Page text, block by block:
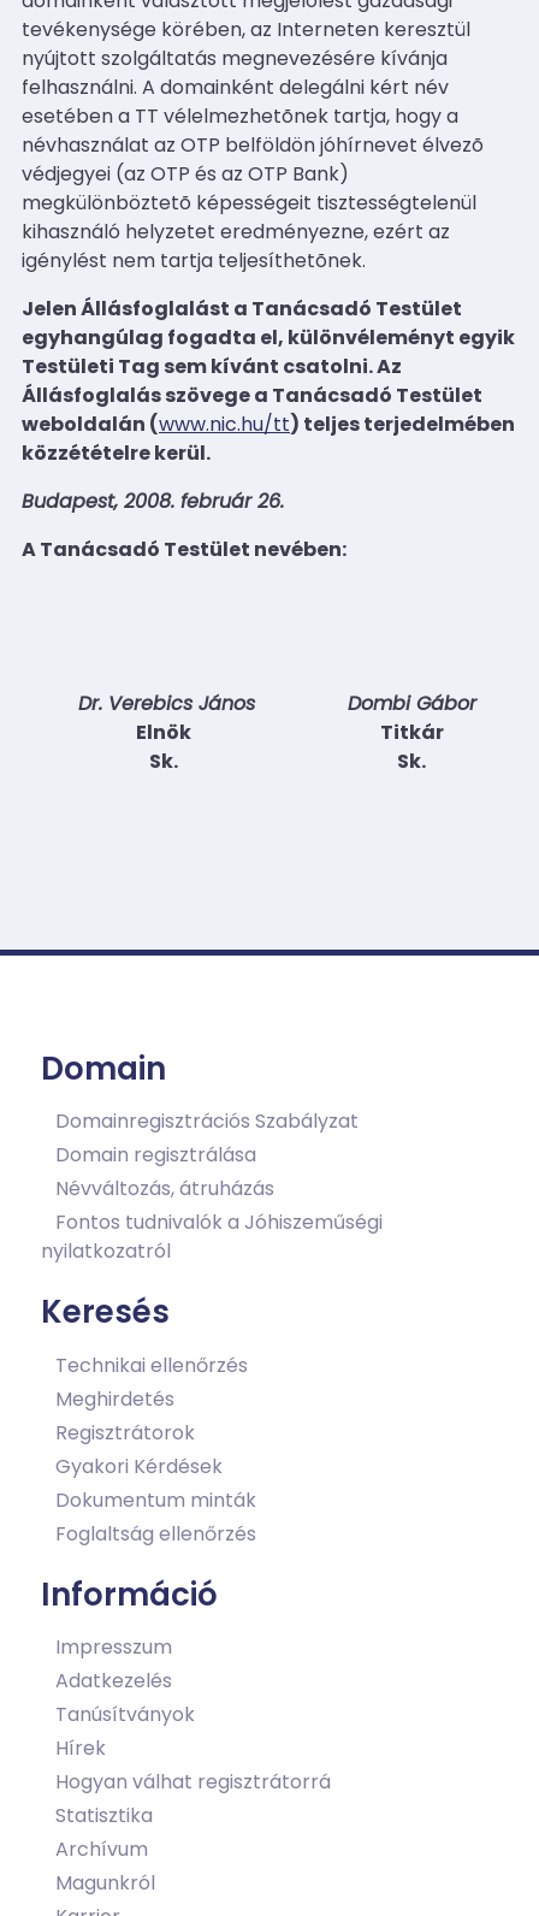
tevékenysége körében, az Interneten keresztül
nyújtott szolgáltatás megnevezésére kívánja
felhasználni. A domainként delegálni kért név
esetében a TT vélelmezhetõnek tartja, hogy a
névhasználat az OTP belföldön jóhírnevet élvezõ
védjegyei (az OTP és az OTP Bank)
megkülönböztetõ képességeit tisztességtelenül
kihasználó helyzetet eredményezne, ezért az
igénylést nem tartja teljesíthetõnek.
Jelen Állásfoglalást a Tanácsadó Testület
egyhangúlag fogadta el, különvéleményt egyik
Testületi Tag sem kívánt csatolni. Az
Állásfoglalás szövege a Tanácsadó Testület
weboldalán (www.nic.hu/tt) teljes terjedelmében
közzétételre kerül.
Budapest, 2008. február 26.
A Tanácsadó Testület nevében:
Dr. Verebics János
Elnök
Sk.
Dombi Gábor
Titkár
Sk.
Domain
Domainregisztrációs Szabályzat
Domain regisztrálása
Névváltozás, átruházás
Fontos tudnivalók a Jóhiszeműségi
nyilatkozatról
Keresés
Technikai ellenőrzés
Meghirdetés
Regisztrátorok
Gyakori Kérdések
Dokumentum minták
Foglaltság ellenőrzés
Információ
Impresszum
Adatkezelés
Tanúsítványok
Hírek
Hogyan válhat regisztrátorrá
Statisztika
Archívum
Magunkról